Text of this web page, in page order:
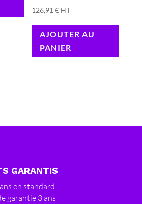
126,91€ HT
AJOUTER AU
PANIER
GARANTIS
en standard
garantie 3 ans